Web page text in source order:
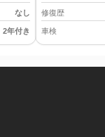
なし
2年付き
修復歴
車検